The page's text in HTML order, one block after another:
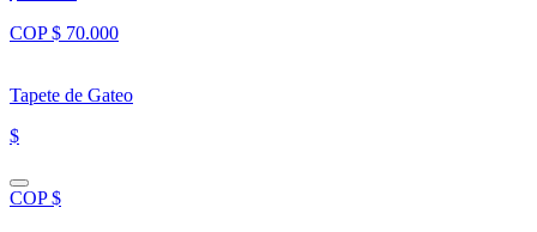
COP $ 70.000
Tapete de Gateo
$
COP $